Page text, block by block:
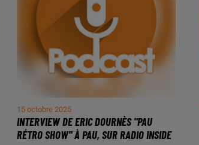
15 octobre 2025
INTERVIEW DE ERIC DOURNÈS "PAU
RÉTRO SHOW" À PAU, SUR RADIO INSIDE